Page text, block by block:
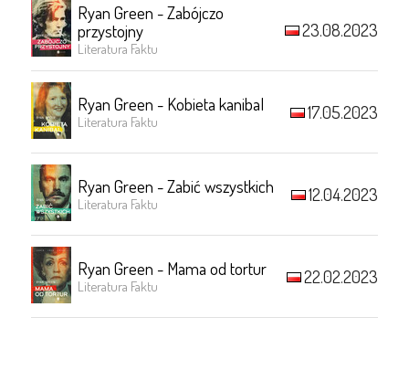
Ryan Green - Zabójczo
przystojny
Literatura Faktu
23.08.2023
Ryan Green - Kobieta kanibal
Literatura Faktu 17.05.2023
Ryan Green - Zabić wszystkich
Literatura Faktu 12.04.2023
Ryan Green - Mama od tortur
Literatura Faktu 22.02.2023